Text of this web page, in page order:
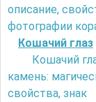
описание,
фотографии
Кошачий глаз
Кошачий
камень:
свойства, знак